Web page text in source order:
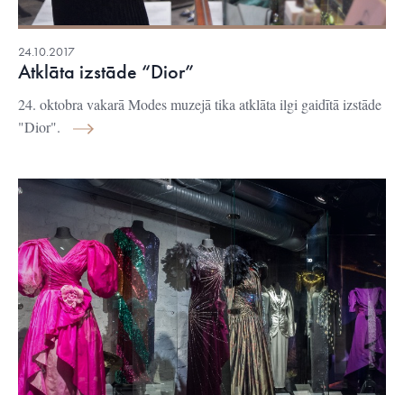
24.10.2017
Atklāta izstāde “Dior”
24. oktobra vakarā Modes muzejā tika atklāta ilgi gaidītā izstāde
"Dior".